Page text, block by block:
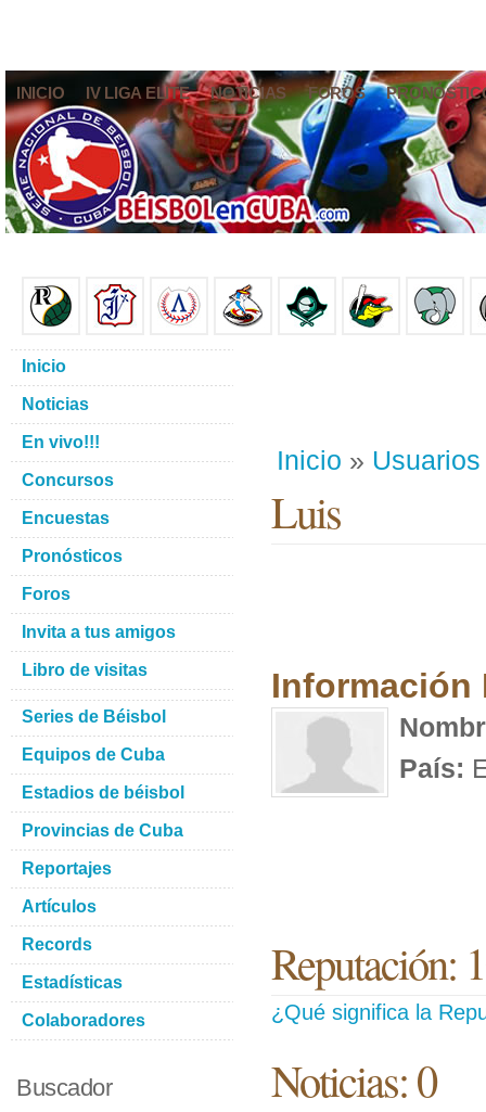
INICIO IV LIGA ELITE NOTICIAS FOROS
Inicio » Usuarios
Luis
Información
País:
Reputación:
¿Qué significa la
Noticias: 0
Inicio
Noticias
En vivo!!!
Concursos
Encuestas
Pronósticos
Foros
Invita a tus amigos
Libro de visitas
Series de Béisbol
Equipos de Cuba
Estadios de béisbol
Provincias de Cuba
Reportajes
Artículos
Records
Estadísticas
Colaboradores
Buscador